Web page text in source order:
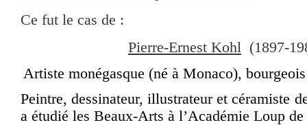
Ce fut le cas de :
Pierre-Ernest Kohl (1897-
Artiste monégasque (né à Monaco),
Peintre, dessinateur, illustrateur et céramiste
a étudié les Beaux-Arts à l’Académie Loup de